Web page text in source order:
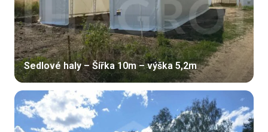
Sedlové haly – Šířka 10m – výška 5,2m